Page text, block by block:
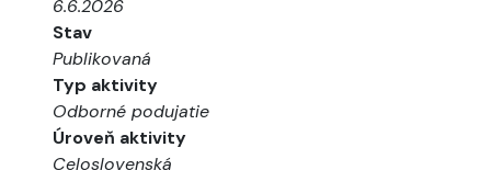
6.6.2026
Stav
Publikovaná
Typ aktivity
Odborné podujatie
Úroveň aktivity
Celoslovenská